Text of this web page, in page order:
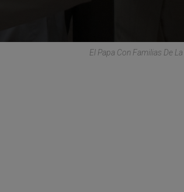
El Papa Con Familias De